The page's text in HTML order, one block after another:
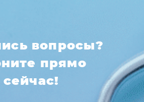
вопросы?
прямо
сейчас!